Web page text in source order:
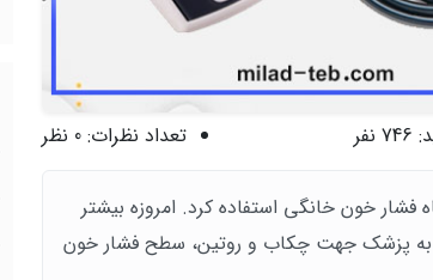
746 نفر تعداد نظرات: 0 نظر
فشار خون خانگی استفاده کرد. امروزه بیشتر
به پزشک جهت چکاب و روتین، سطح فشار خون